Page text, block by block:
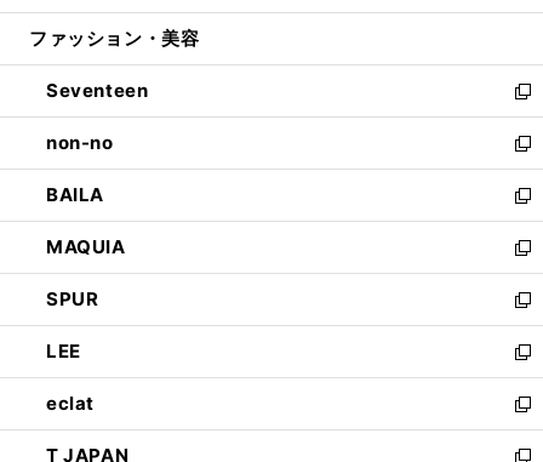
開
ウ
開
く
ン
ウ
で
開
く
ウ
ン
ド
ウ
で
開
く
ファッション・美容
Seventeen
新
し
い
ウ
ィ
ン
ド
ウ
で
開
く
non-no
新
し
い
ウ
ィ
ン
ド
ウ
で
開
く
BAILA
新
し
い
ウ
ィ
ン
ド
ウ
で
開
く
MAQUIA
新
し
い
ウ
ィ
ン
ド
ウ
で
SPUR
新
し
い
ウ
ィ
ン
ド
LEE
新
し
い
ウ
eclat
新
し
T JAPAN